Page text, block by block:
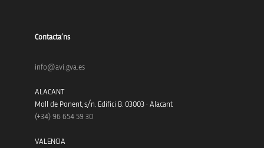
Contacta’ns
info@avi.gva.es
ALACANT
Moll de Ponent, s/n. Edifici B. 03003 · Alacant
(+34) 96 654 59 30
VALENCIA